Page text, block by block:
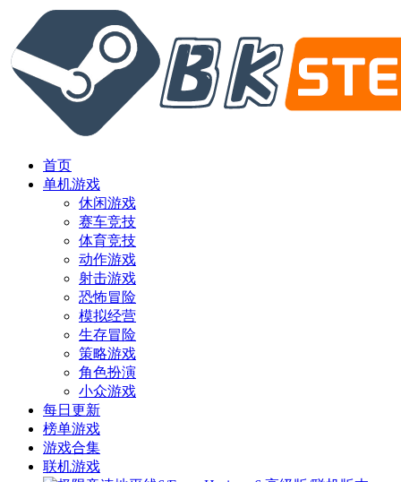
首页
单机游戏
休闲游戏
赛车竞技
体育竞技
动作游戏
射击游戏
恐怖冒险
模拟经营
生存冒险
策略游戏
角色扮演
小众游戏
每日更新
榜单游戏
游戏合集
联机游戏